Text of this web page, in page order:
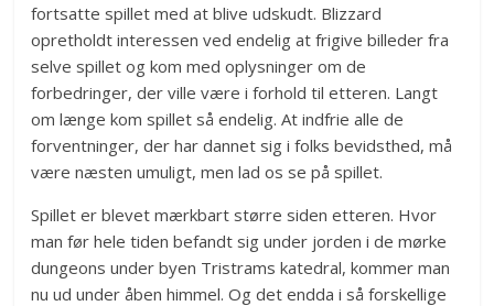
fortsatte spillet med at blive udskudt. Blizzard
opretholdt interessen ved endelig at frigive billeder fra
selve spillet og kom med oplysninger om de
forbedringer, der ville være i forhold til etteren. Langt
om længe kom spillet så endelig. At indfrie alle de
forventninger, der har dannet sig i folks bevidsthed, må
være næsten umuligt, men lad os se på spillet.
Spillet er blevet mærkbart større siden etteren. Hvor
man før hele tiden befandt sig under jorden i de mørke
dungeons under byen Tristrams katedral, kommer man
nu ud under åben himmel. Og det endda i så forskellige